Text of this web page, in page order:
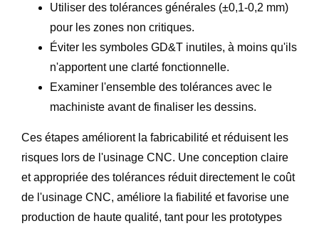
Utiliser des tolérances générales (±0,1-0,2 mm)
pour les zones non critiques.
Éviter les symboles GD&T inutiles, à moins qu'ils
n'apportent une clarté fonctionnelle.
Examiner l'ensemble des tolérances avec le
machiniste avant de finaliser les dessins.
Ces étapes améliorent la fabricabilité et réduisent les
risques lors de l'usinage CNC. Une conception claire
et appropriée des tolérances réduit directement le coût
de l'usinage CNC, améliore la fiabilité et favorise une
production de haute qualité, tant pour les prototypes